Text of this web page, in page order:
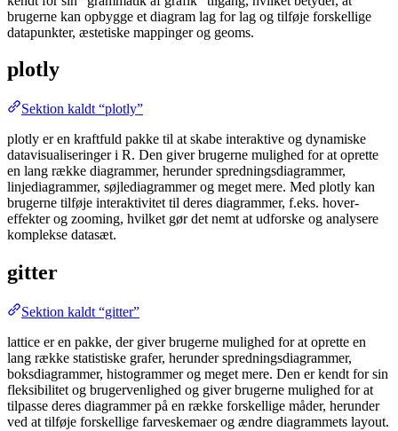
brugerne kan opbygge et diagram lag for lag og tilføje forskellige
datapunkter, æstetiske mappinger og geoms.
plotly
Sektion kaldt “plotly”
plotly er en kraftfuld pakke til at skabe interaktive og dynamiske
datavisualiseringer i R. Den giver brugerne mulighed for at oprette
en lang række diagrammer, herunder spredningsdiagrammer,
linjediagrammer, søjlediagrammer og meget mere. Med plotly kan
brugerne tilføje interaktivitet til deres diagrammer, f.eks. hover-
effekter og zooming, hvilket gør det nemt at udforske og analysere
komplekse datasæt.
gitter
Sektion kaldt “gitter”
lattice er en pakke, der giver brugerne mulighed for at oprette en
lang række statistiske grafer, herunder spredningsdiagrammer,
boksdiagrammer, histogrammer og meget mere. Den er kendt for sin
fleksibilitet og brugervenlighed og giver brugerne mulighed for at
tilpasse deres diagrammer på en række forskellige måder, herunder
ved at tilføje forskellige farveskemaer og ændre diagrammets layout.